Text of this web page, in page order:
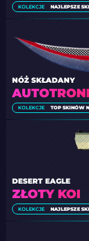
KOLEKCJE NAJLEPSZE
NÓŻ SKŁADANY
KOLEKCJE TOP SKINÓW
ZŁOTY KOI
DESERT EAGLE
KOLEKCJE NAJLEPSZE